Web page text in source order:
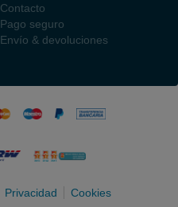
Contacto
Pago seguro
Envío & devoluciones
Privacidad Cookies